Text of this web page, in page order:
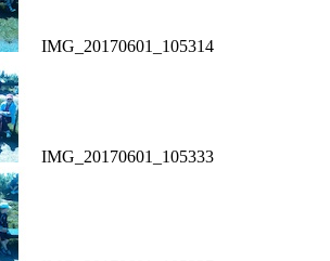
IMG_20170601_105314
IMG_20170601_105333